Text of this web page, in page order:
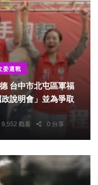
委選戰
福
9,552 觀看 0 分享